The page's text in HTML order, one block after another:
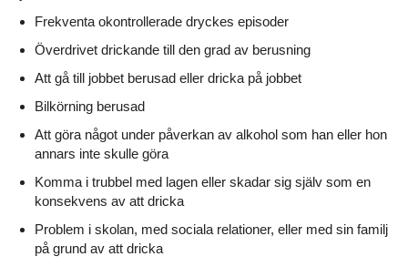
Frekventa okontrollerade dryckes episoder
Överdrivet drickande till den grad av berusning
Att gå till jobbet berusad eller dricka på jobbet
Bilkörning berusad
Att göra något under påverkan av alkohol som han eller hon
annars inte skulle göra
Komma i trubbel med lagen eller skadar sig själv som en
konsekvens av att dricka
Problem i skolan, med sociala relationer, eller med sin familj
på grund av att dricka